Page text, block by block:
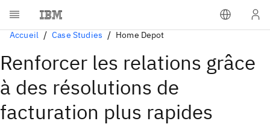
Accueil Case Studies Home Depot
Renforcer les relations grâce
à des résolutions de
facturation plus rapides